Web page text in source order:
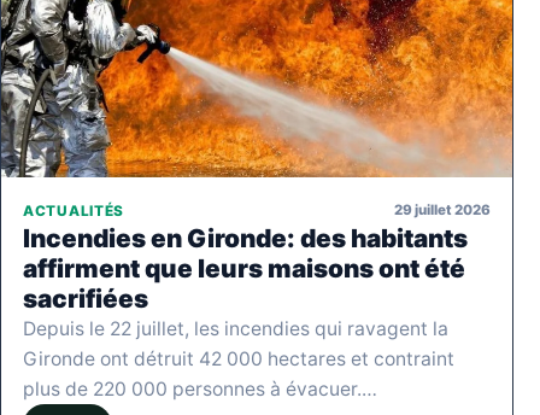
ACTUALITÉS 29 juillet 2026
Incendies en Gironde: des habitants
affirment que leurs maisons ont été
sacrifiées
Depuis le 22 juillet, les incendies qui ravagent la
Gironde ont détruit 42 000 hectares et contraint
plus de 220 000 personnes à évacuer.…